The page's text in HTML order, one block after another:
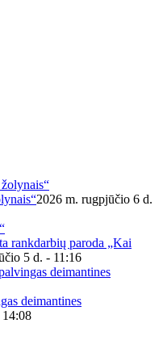
2026 m. rugpjūčio 6 d.
rankdarbių paroda „Kai
5 d. - 11:16
deimantines